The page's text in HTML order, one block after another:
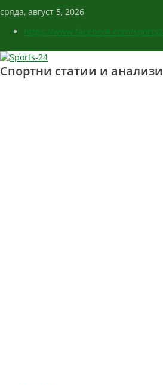
сряда, август 5, 2026
https://www.facebook.com/
Спортни статии и анализи